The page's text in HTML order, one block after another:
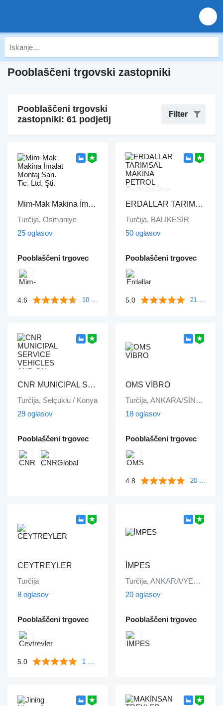
Pooblaščeni trgovski zastopniki
Pooblaščeni trgovski
zastopniki: 61 podjetij
Filter
Mim-Mak Makina İmalat Montaj San. Tic. Ltd. Şti.
Turčija, Osmaniye
25 oglasov
Pooblaščeni trgovec
4.6 10 mnenj
ERDALLAR TARIMSAL MAKİNA PETROL ÜR.NAK. İNŞ. HAYV. SAN. VE TİC. LTD ŞTİ
Turčija, BALIKESİR
50 oglasov
Pooblaščeni trgovec
5.0 21 mnenj
CNR MUNICIPAL SERVICE VEHICLES AND ON VEHICLE EQUIPMENT INDUSTRY TRADE LIMITED COMPANY
Turčija, Selçuklu / Konya
29 oglasov
Pooblaščeni trgovec
OMS VİBRO
Turčija, ANKARA/SİNCAN
18 oglasov
Pooblaščeni trgovec
4.8 20 mnenj
CEYTREYLER
Turčija
8 oglasov
Pooblaščeni trgovec
5.0 1 mnenje
İMPES
Turčija, ANKARA/YENİMAHALLE
20 oglasov
Pooblaščeni trgovec